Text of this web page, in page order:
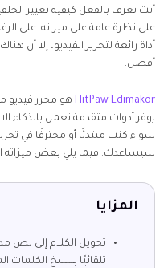
أداة رائعة لتحرير الفيديو، إلا
أفضل.
HitPaw Edimakor هو محرر فيديو
يوفر أدوات متقدمة تعمل بالذكاء
سيساعدك. فيما يلي بعض ميزاته
المزايا
تحويل الكلام إلى نص
تلقائيًا بنسخ الكلمات